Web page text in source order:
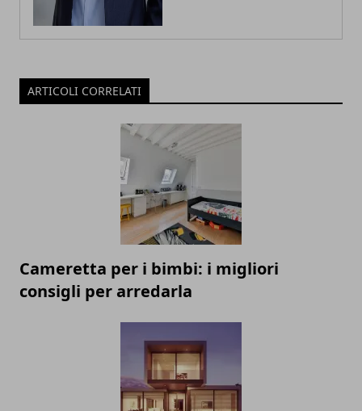
ARTICOLI CORRELATI
Cameretta per i bimbi: i migliori
consigli per arredarla